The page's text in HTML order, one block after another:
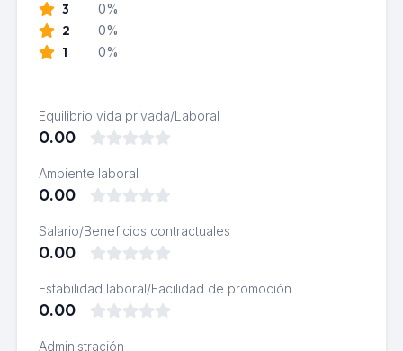
3 0%
2 0%
1 0%
Equilibrio vida privada/Laboral
0.00
Ambiente laboral
0.00
Salario/Beneficios contractuales
0.00
Estabilidad laboral/Facilidad de promoción
0.00
Administración